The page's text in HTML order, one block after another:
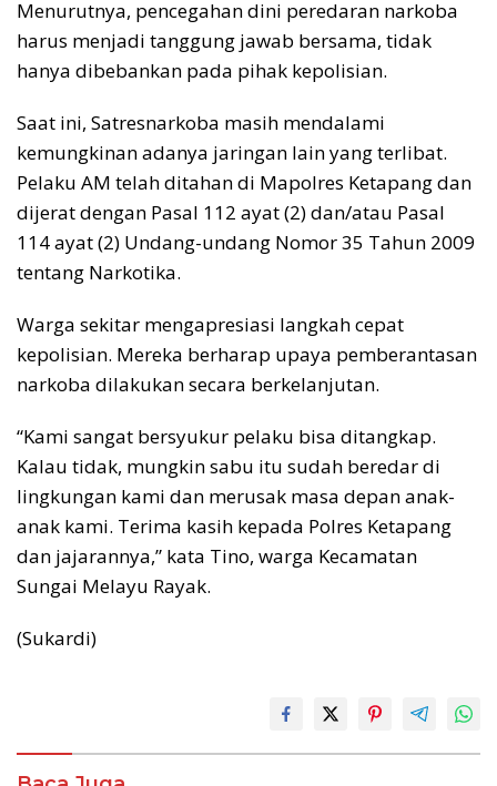
Menurutnya, pencegahan dini peredaran narkoba
harus menjadi tanggung jawab bersama, tidak
hanya dibebankan pada pihak kepolisian.
Saat ini, Satresnarkoba masih mendalami
kemungkinan adanya jaringan lain yang terlibat.
Pelaku AM telah ditahan di Mapolres Ketapang dan
dijerat dengan Pasal 112 ayat (2) dan/atau Pasal
114 ayat (2) Undang-undang Nomor 35 Tahun 2009
tentang Narkotika.
Warga sekitar mengapresiasi langkah cepat
kepolisian. Mereka berharap upaya pemberantasan
narkoba dilakukan secara berkelanjutan.
“Kami sangat bersyukur pelaku bisa ditangkap.
Kalau tidak, mungkin sabu itu sudah beredar di
lingkungan kami dan merusak masa depan anak-
anak kami. Terima kasih kepada Polres Ketapang
dan jajarannya,” kata Tino, warga Kecamatan
Sungai Melayu Rayak.
(Sukardi)